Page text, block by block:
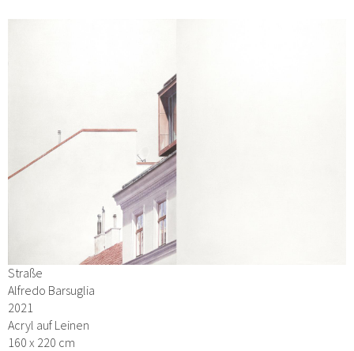
Straße
Alfredo Barsuglia
2021
Acryl auf Leinen
160 x 220 cm